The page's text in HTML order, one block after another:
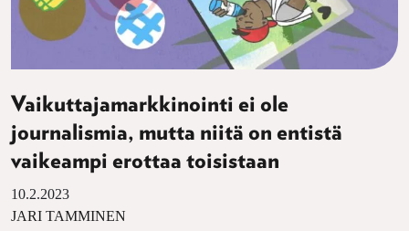
Vaikuttajamarkkinointi ei ole
journalismia, mutta niitä on entistä
vaikeampi erottaa toisistaan
10.2.2023
JARI TAMMINEN